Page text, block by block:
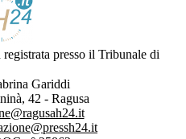
presso il Tribunale di
Gariddi
42 - Ragusa